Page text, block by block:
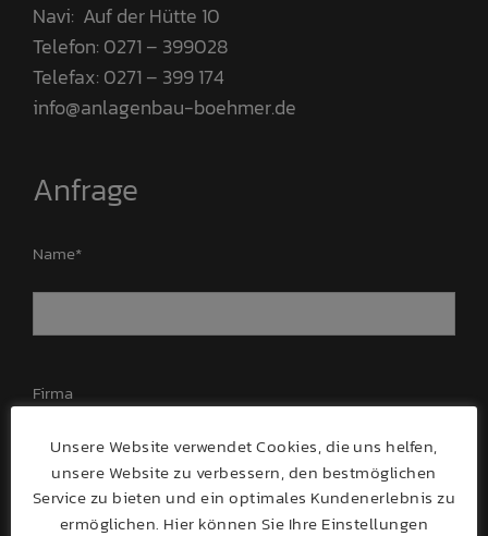
Navi: Auf der Hütte 10
Telefon: 0271 – 399028
Telefax: 0271 – 399 174
info@anlagenbau-boehmer.de
Anfrage
Name*
Firma
Unsere Website verwendet Cookies, die uns helfen,
unsere Website zu verbessern, den bestmöglichen
Service zu bieten und ein optimales Kundenerlebnis zu
ermöglichen. Hier können Sie Ihre Einstellungen